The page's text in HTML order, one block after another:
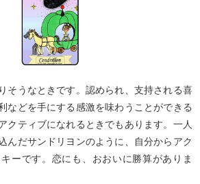
そうなときです。認められ、支持される喜
などを手にする感激を味わうことができる
クティブになれるときでもあります。一人
んだサンドリヨンのように、自分からアク
ーです。恋にも、おおいに勝算がありま